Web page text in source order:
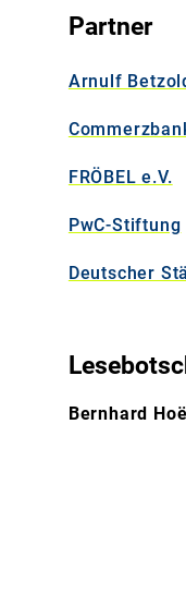
Partner
Arnulf
FRÖBEL e.V.
PwC-Stiftung
Deutscher
Bernhard